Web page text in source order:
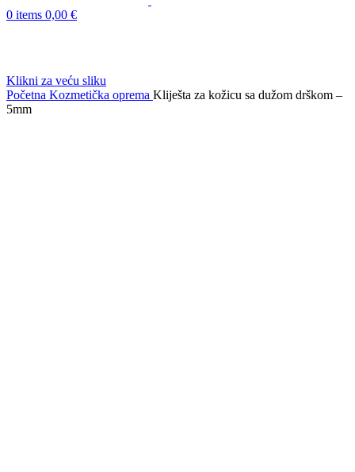
0 items 0,00 €
Klikni za veću sliku
Početna Kozmetička oprema Kliješta za kožicu sa dužom drškom –
5mm